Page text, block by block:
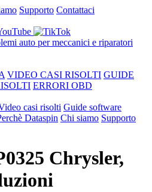
Supporto Contattaci
VIDEO CASI RISOLTI GUIDE
ERRORI OBD
casi risolti Guide software
Dataspin Chi siamo Supporto
Chrysler,